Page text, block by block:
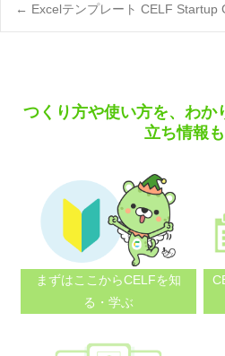
Post
← Excelテンプレート CELF Startup
つくり方や使い方を、わか
立ち情報
まずはここからCELFを知
る・学ぶ